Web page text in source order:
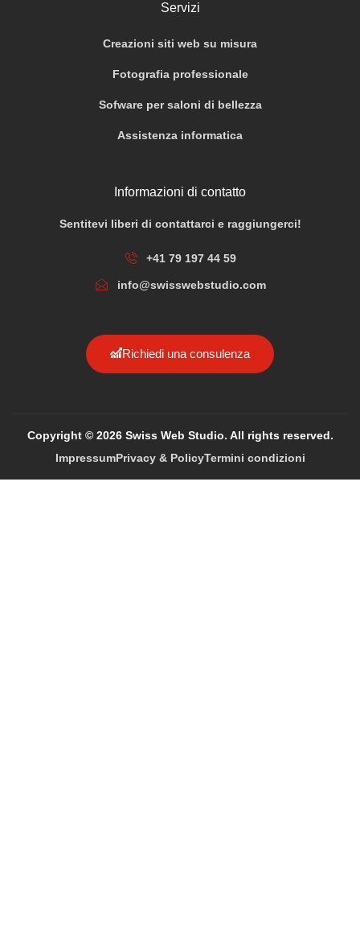
Servizi
Creazioni siti web su misura
Fotografia professionale
Sofware per saloni di bellezza
Assistenza informatica
Informazioni di contatto
Sentitevi liberi di contattarci e raggiungerci!
+41 79 197 44 59
info@swisswebstudio.com
Richiedi una consulenza
Copyright © 2026 Swiss Web Studio. All rights reserved.
ImpressumPrivacy & PolicyTermini condizioni